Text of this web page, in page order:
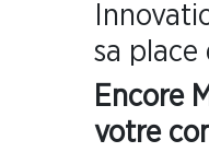
sa
Encore
votre